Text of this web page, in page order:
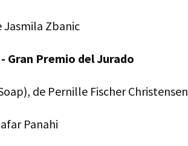
Jasmila Zbanic
Gran Premio del Jurado
de Pernille Fischer Christensen
Panahi